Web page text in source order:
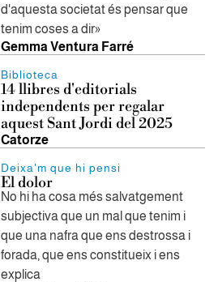
d'aquesta societat és pensar que
tenim coses a dir»
Gemma Ventura Farré
Biblioteca
14 llibres d'editorials
independents per regalar
aquest Sant Jordi del 2025
Catorze
Deixa'm que hi pensi
El dolor
No hi ha cosa més salvatgement
subjectiva que un mal que tenim i
que una nafra que ens destrossa i
forada, que ens constitueix i ens
explica